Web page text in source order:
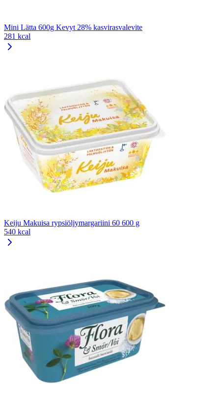
Mini Lätta 600g Kevyt 28% kasvirasvalevite
281 kcal
Keiju Makuisa rypsiöljymargariini 60 600 g
540 kcal